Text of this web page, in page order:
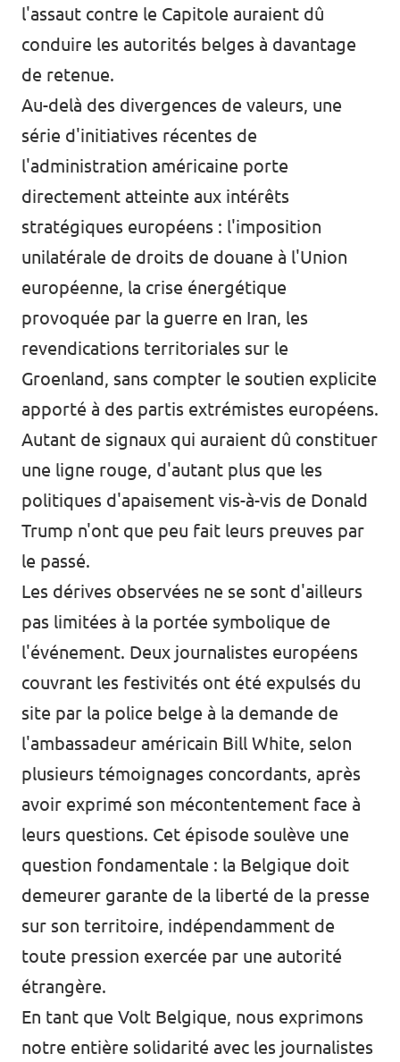
l'assaut contre le Capitole auraient dû
conduire les autorités belges à davantage
de retenue.
Au-delà des divergences de valeurs, une
série d'initiatives récentes de
l'administration américaine porte
directement atteinte aux intérêts
stratégiques européens : l'imposition
unilatérale de droits de douane à l'Union
européenne, la crise énergétique
provoquée par la guerre en Iran, les
revendications territoriales sur le
Groenland, sans compter le soutien explicite
apporté à des partis extrémistes européens.
Autant de signaux qui auraient dû constituer
une ligne rouge, d'autant plus que les
politiques d'apaisement vis-à-vis de Donald
Trump n'ont que peu fait leurs preuves par
le passé.
Les dérives observées ne se sont d'ailleurs
pas limitées à la portée symbolique de
l'événement. Deux journalistes européens
couvrant les festivités ont été expulsés du
site par la police belge à la demande de
l'ambassadeur américain Bill White, selon
plusieurs témoignages concordants, après
avoir exprimé son mécontentement face à
leurs questions. Cet épisode soulève une
question fondamentale : la Belgique doit
demeurer garante de la liberté de la presse
sur son territoire, indépendamment de
toute pression exercée par une autorité
étrangère.
En tant que Volt Belgique, nous exprimons
notre entière solidarité avec les journalistes